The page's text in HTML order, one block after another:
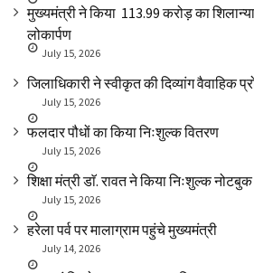
मुख्यमंत्री ने किया ₹ 113.99 करोड़ का
लोकार्पण
July 15, 2026
जिलाधिकारी ने स्वीकृत की दिव्यांग वैवाहिक
July 15, 2026
फलदार पौधों का किया निःशुल्क वितरण
July 15, 2026
शिक्षा मंत्री डाॅ. रावत ने किया निःशुल्क
July 15, 2026
हरेला पर्व पर मालाग्राम पहुंचे मुख्यमंत्री
July 14, 2026